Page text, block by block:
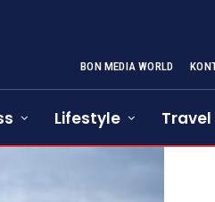
BON MEDIA WORLD
Lifestyle